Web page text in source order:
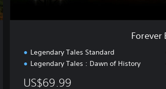
Forever
Legendary Tales Standard
Legendary Tales : Dawn of History
US$69.99